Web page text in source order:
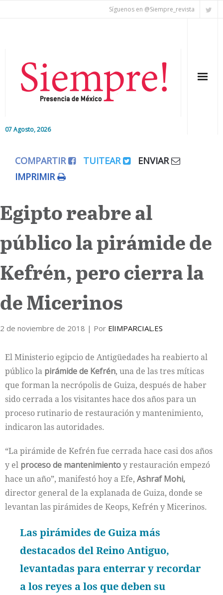
Síguenos en @Siempre_revista
07 Agosto, 2026
Editorial
Colaboradores
Internacional
Cultura
COMPARTIR TUITEAR
ENVIAR
IMPRIMIR
Egipto reabre al
público la pirámide de
Kefrén, pero cierra la
de Micerinos
2 de noviembre de 2018 | Por ElIMPARCIAL.ES
El Ministerio egipcio de Antigüedades ha reabierto al
público la pirámide de Kefrén, una de las tres míticas
que forman la necrópolis de Guiza, después de haber
sido cerrada a los visitantes hace dos años para un
proceso rutinario de restauración y mantenimiento,
indicaron las autoridades.
“La pirámide de Kefrén fue cerrada hace casi dos años
y el proceso de mantenimientoy restauración empezó
hace un año”, manifestó hoy a Efe, Ashraf Mohi,
director general de la explanada de Guiza, donde se
levantan las pirámides de Keops, Kefrén y Micerinos.
Las pirámides de Guiza más
destacados del Reino Antiguo,
levantadas para enterrar y recordar
a los reyes a los que deben su